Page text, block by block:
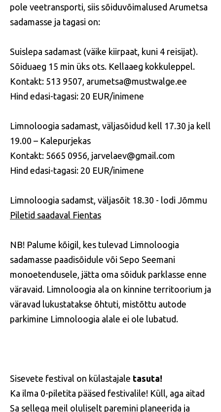
pole veetransporti, siis sõiduvõimalused Arumetsa
sadamasse ja tagasi on:
Suislepa sadamast (väike kiirpaat, kuni 4 reisijat).
Sõiduaeg 15 min üks ots. Kellaaeg kokkuleppel.
Kontakt: 513 9507, arumetsa@mustwalge.ee
Hind edasi-tagasi: 20 EUR/inimene
Limnoloogia sadamast, väljasõidud kell 17.30 ja kell
19.00 – Kalepurjekas
Kontakt: 5665 0956, jarvelaev@gmail.com
Hind edasi-tagasi: 20 EUR/inimene
Limnoloogia sadamst, väljasõit 18.30 - lodi Jõmmu
Piletid saadaval Fientas
NB! Palume kõigil, kes tulevad Limnoloogia
sadamasse paadisõidule või Sepo Seemani
monoetendusele, jätta oma sõiduk parklasse enne
väravaid. Limnoloogia ala on kinnine territoorium ja
väravad lukustatakse õhtuti, mistõttu autode
parkimine Limnoloogia alale ei ole lubatud.
Sisevete festival on külastajale tasuta!
Ka ilma 0-piletita pääsed festivalile! Küll, aga aitad
Sa sellega meil oluliselt paremini planeerida ja